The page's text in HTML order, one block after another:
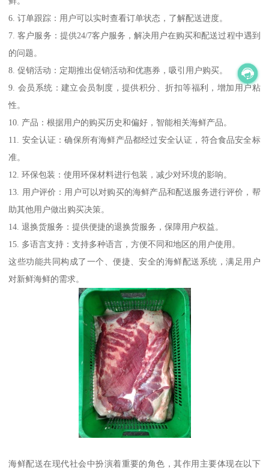
6. 订单跟踪：用户可以实时查看订单状态，了解配送进度。
7. 客户服务：提供24/7客户服务，解决用户在购买和配送过程中遇到
的问题。
8. 促销活动：定期推出促销活动和优惠券，吸引用户购买。
9. 会员系统：建立会员制度，提供积分、折扣等福利，增加用户粘
性。
10. 产品：根据用户的购买历史和偏好，智能相关海鲜产品。
11. 安全认证：确保所有海鲜产品都经过安全认证，符合食品安全标
准。
12. 环保包装：使用环保材料进行包装，减少对环境的影响。
13. 用户评价：用户可以对购买的海鲜产品和配送服务进行评价，帮
助其他用户做出购买决策。
14. 退换货服务：提供便捷的退换货服务，保障用户权益。
15. 多语言支持：支持多种语言，方便不同和地区的用户使用。
这些功能共同构成了一个、便捷、安全的海鲜配送系统，满足用户
对新鲜海鲜的需求。
海鲜配送在现代社会中扮演着重要的角色，其作用主要体现在以下